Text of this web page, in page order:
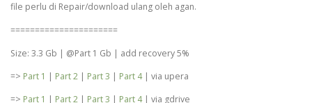
file perlu di Repair/download ulang oleh agan.
======================
Size: 3.3 Gb | @Part 1 Gb | add recovery 5%
=> Part 1 | Part 2 | Part 3 | Part 4| via upera
=> Part 1 | Part 2 | Part 3 | Part 4| via gdrive